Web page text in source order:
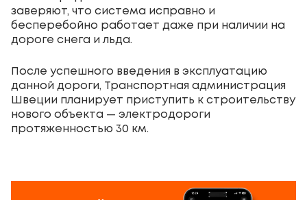
заверяют, что система исправно и
бесперебойно работает даже при наличии на
дороге снега и льда.
После успешного введения в эксплуатацию
данной дороги, Транспортная администрация
Швеции планирует приступить к строительству
нового объекта — электродороги
протяженностью 30 км.